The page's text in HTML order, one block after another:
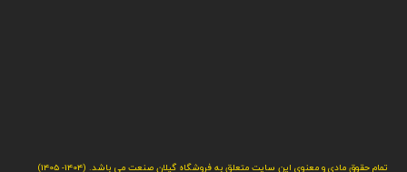
تمام حقوق مادی و معنوی این سایت متعلق به فروشگاه گیلان صنعت می باشد. (1404- 1405)